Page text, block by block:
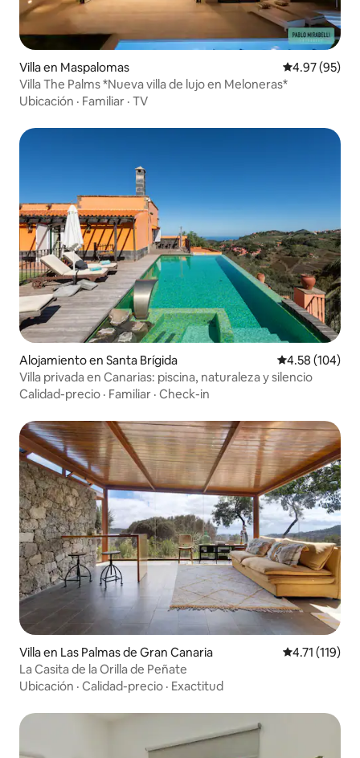
Villa en Maspalomas Calificación
4.97 (95)
Villa The Palms *Nueva villa de lujo en Meloneras*
Ubicación · Familiar · TV
Alojamiento en Santa Brígida Calificación
4.58 (104)
Villa privada en Canarias: piscina, naturaleza y silencio
Calidad-precio · Familiar · Check-in
Villa en Las Palmas de Gran Canaria Calificación
4.71 (119)
La Casita de la Orilla de Peñate
Ubicación · Calidad-precio · Exactitud